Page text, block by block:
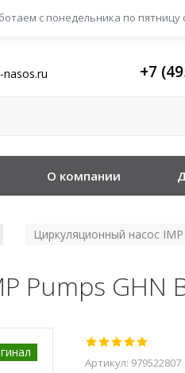
с понедельника по пятницу
+7
О компании
Циркуляционный насос
Pumps GHN
Артикул: 979522807